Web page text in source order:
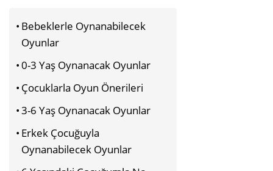
Bebeklerle Oynanabilecek
Oyunlar
0-3 Yaş Oynanacak Oyunlar
Çocuklarla Oyun Önerileri
3-6 Yaş Oynanacak Oyunlar
Erkek Çocuğuyla
Oynanabilecek Oyunlar